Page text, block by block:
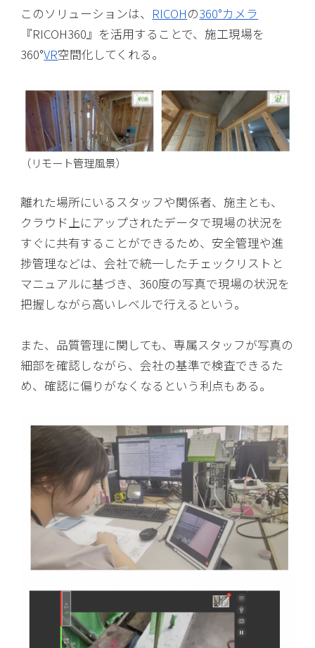
このソリューションは、 RICOHの360°カメラ
『RICOH360』を活用することで、施工現場を
360°VR空間化してくれる。
（リモート管理風景）
離れた場所にいるスタッフや関係者、施主とも、
クラウド上にアップされたデータで現場の状況を
すぐに共有することができるため、安全管理や進
捗管理などは、会社で統一したチェックリストと
マニュアルに基づき、360度の写真で現場の状況を
把握しながら高いレベルで行えるという。
また、品質管理に関しても、専属スタッフが写真の
細部を確認しながら、会社の基準で検査できるた
め、確認に偏りがなくなるという利点もある。